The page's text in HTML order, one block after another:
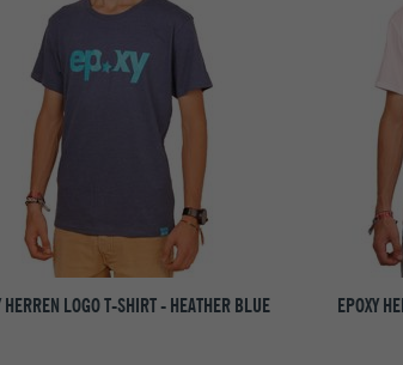
HERREN LOGO T-SHIRT - HEATHER BLUE EPOXY